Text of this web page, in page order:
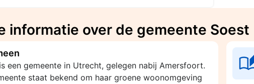
informatie over de gemeente Soest
een gemeente in Utrecht, gelegen nabij Amersfoort.
staat bekend om haar groene woonomgeving